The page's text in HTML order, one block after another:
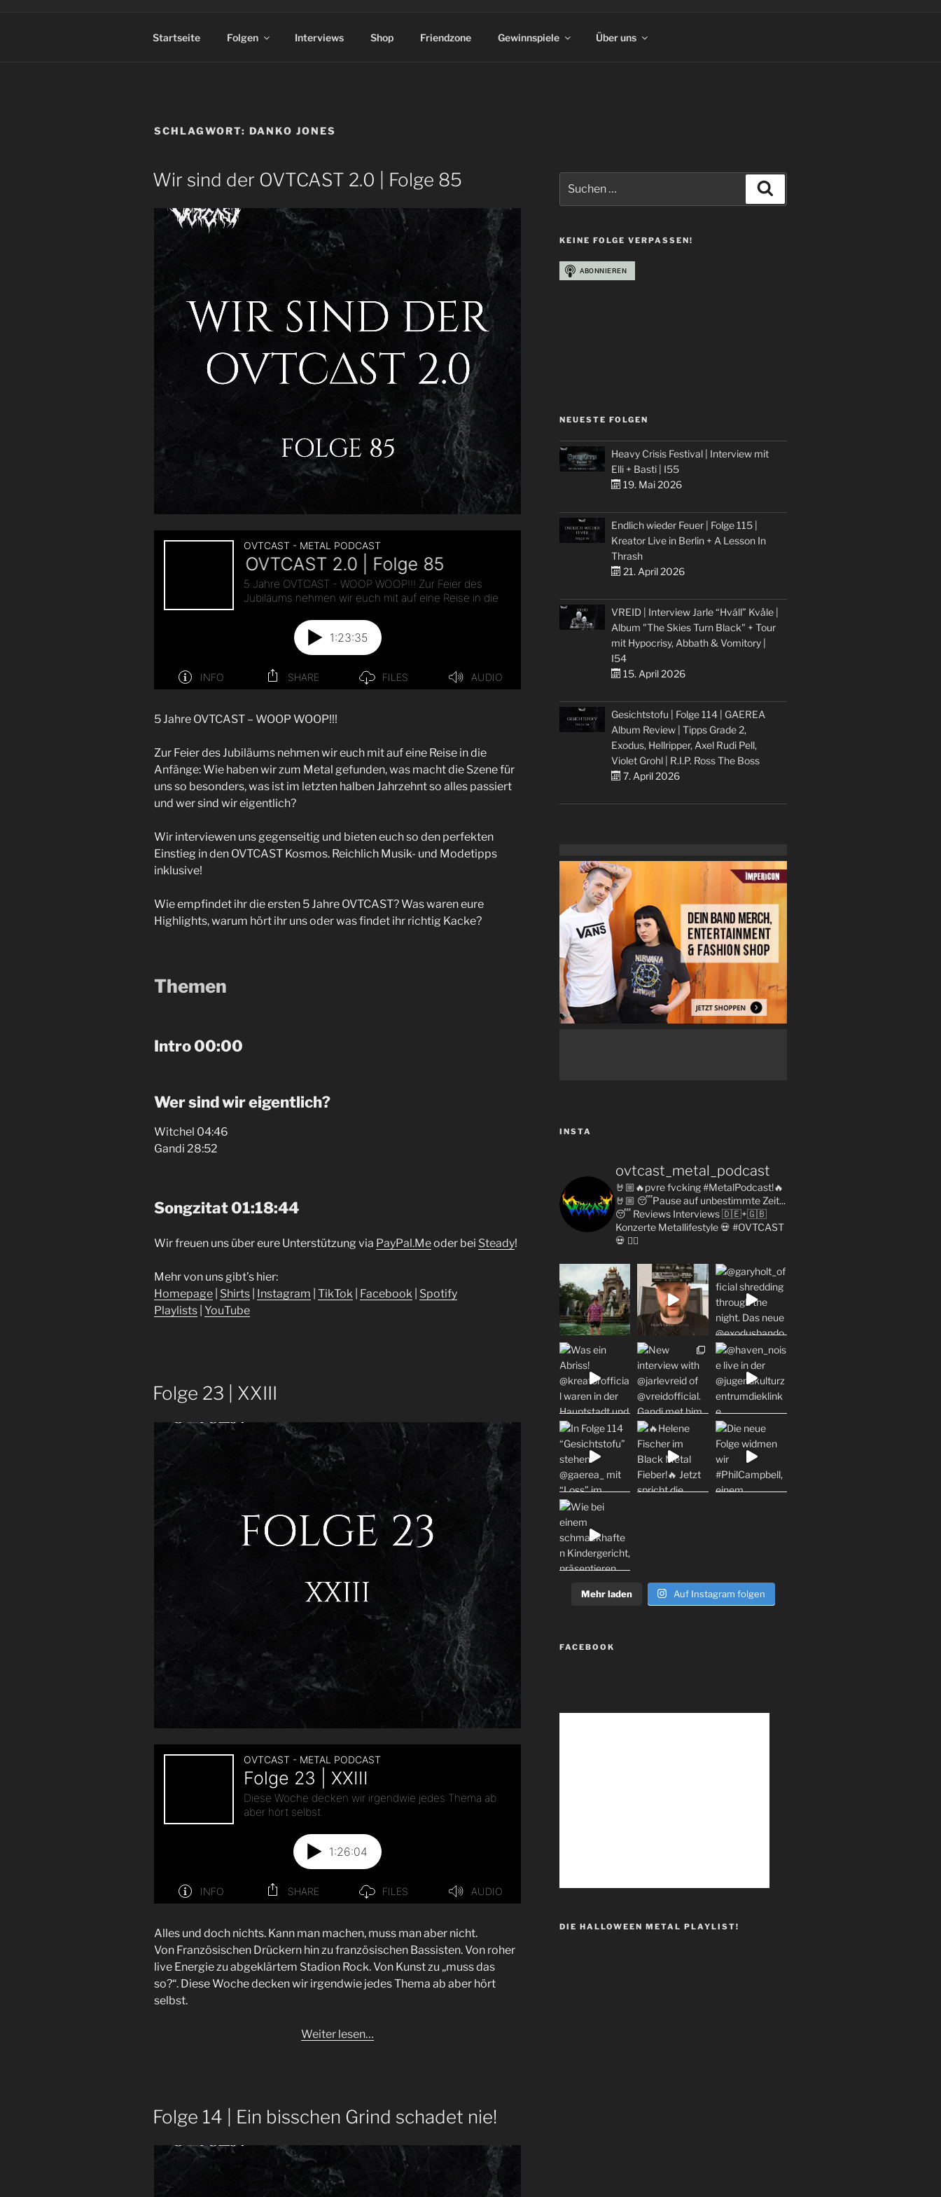
Startseite Folgen Interviews Shop Friendzone Gewinnspiele Über uns
SCHLAGWORT: DANKO JONES
Wir sind der OVTCAST 2.0 | Folge 85
5 Jahre OVTCAST – WOOP WOOP!!!
Zur Feier des Jubiläums nehmen wir euch mit auf eine Reise in die
Anfänge: Wie haben wir zum Metal gefunden, was macht die Szene für
uns so besonders, was ist im letzten halben Jahrzehnt so alles passiert
und wer sind wir eigentlich?
Wir interviewen uns gegenseitig und bieten euch so den perfekten
Einstieg in den OVTCAST Kosmos. Reichlich Musik- und Modetipps
inklusive!
Wie empfindet ihr die ersten 5 Jahre OVTCAST? Was waren eure
Highlights, warum hört ihr uns oder was findet ihr richtig Kacke?
Themen
Intro 00:00
Wer sind wir eigentlich?
Witchel 04:46
Gandi 28:52
Songzitat 01:18:44
Wir freuen uns über eure Unterstützung via ⁠⁠⁠⁠⁠PayPal.Me⁠⁠⁠⁠⁠oder bei ⁠⁠⁠⁠⁠Steady⁠⁠⁠⁠⁠!
Mehr von uns gibt’s hier:
⁠⁠⁠⁠⁠Homepage⁠⁠⁠⁠⁠ ⁠⁠⁠⁠⁠Shirts⁠⁠⁠⁠⁠ ⁠⁠⁠⁠⁠Instagram⁠⁠⁠⁠⁠ ⁠⁠⁠⁠⁠TikTok⁠⁠⁠⁠⁠ ⁠⁠⁠⁠⁠Facebook⁠⁠⁠⁠⁠ ⁠⁠⁠⁠⁠Spotify
Playlists⁠⁠⁠⁠⁠ ⁠⁠⁠⁠⁠YouTube⁠
Folge 23 | XXIII
Alles und doch nichts. Kann man machen, muss man aber nicht.
Von Französischen Drückern hin zu französischen Bassisten. Von roher
live Energie zu abgeklärtem Stadion Rock. Von Kunst zu „muss das
so?“. Diese Woche decken wir irgendwie jedes Thema ab aber hört
selbst.
Weiter lesen…
Folge 14 | Ein bisschen Grind schadet nie!
nach:
KEINE FOLGE VERPASSEN!
NEUESTE FOLGEN
Heavy Crisis Festival | Interview mit
Elli + Basti | I55
19. Mai 2026
Endlich wieder Feuer | Folge 115 |
Kreator Live in Berlin + A Lesson In
Thrash
21. April 2026
VREID | Interview Jarle “Hváll” Kvåle |
Album "The Skies Turn Black" + Tour
mit Hypocrisy, Abbath & Vomitory |
I54
15. April 2026
Gesichtstofu | Folge 114 | GAEREA
Album Review | Tipps Grade 2,
Exodus, Hellripper, Axel Rudi Pell,
Violet Grohl | R.I.P. Ross The Boss
7. April 2026
INSTA
ovtcast_metal_podcast
🤘🏼🔥pvre fvcking #MetalPodcast!🔥
🤘🏼 😴Pause auf unbestimmte Zeit...
😴Reviews Interviews 🇩🇪+🇬🇧
KonzerteMetallifestyle💀 #OVTCAST
💀 👇🏼
Mehr laden Auf Instagram folgen
FACEBOOK
DIE HALLOWEEN METAL PLAYLIST!